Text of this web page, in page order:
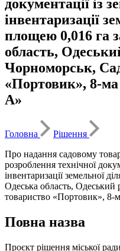
документації із
інвентаризації
площею 0,016 га
область,
Чорноморськ,
«Портовик», 8-
А»
Головна
Рішення
Про надання садовому
розроблення технічної
інвентаризації земельної
Одеська область,
товариство «Портовик», 8-
Повна назва
Проєкт рішення міської